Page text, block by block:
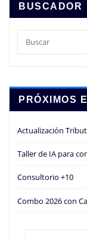
BUSCADOR
PRÓXIMOS
Actualización
Taller de IA para
Consultorio +10
Combo 2026 con